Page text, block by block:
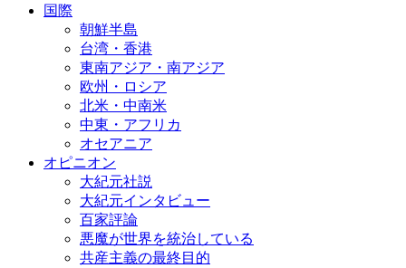
国際
朝鮮半島
台湾・香港
東南アジア・南アジア
欧州・ロシア
北米・中南米
中東・アフリカ
オセアニア
オピニオン
大紀元社説
大紀元インタビュー
百家評論
悪魔が世界を統治している
共産主義の最終目的